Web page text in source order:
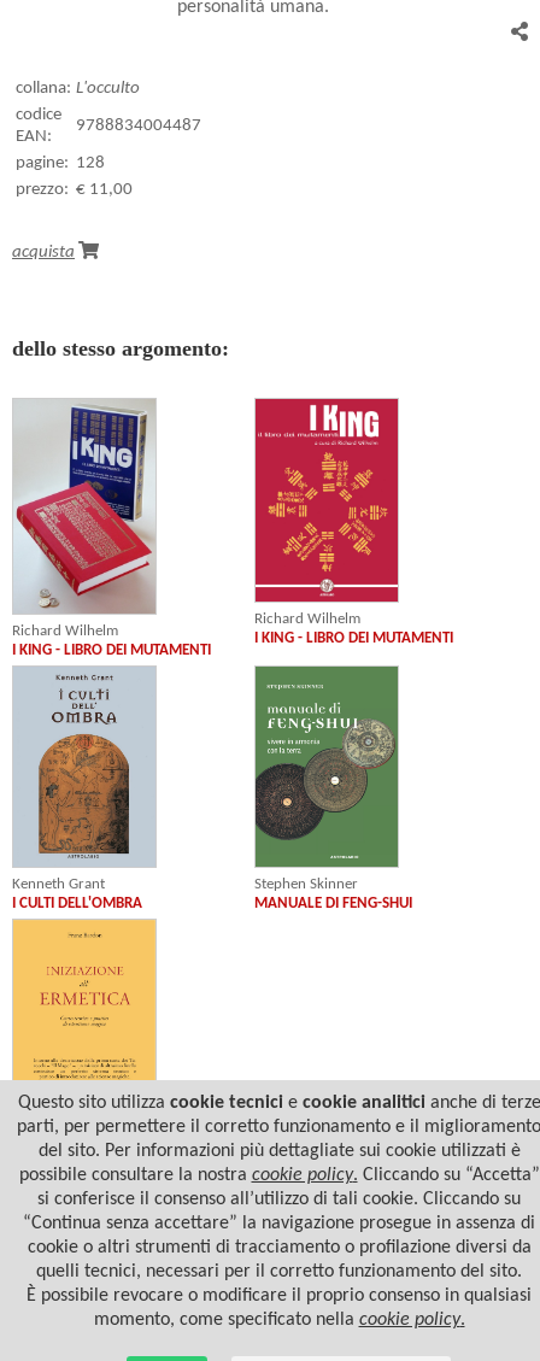
personalità umana.
collana: L'occulto
codice
EAN:
9788834004487
pagine: 128
prezzo: € 11,00
acquista
dello stesso argomento:
Richard Wilhelm
I KING - LIBRO DEI MUTAMENTI
Richard Wilhelm
I KING - LIBRO DEI MUTAMENTI
Kenneth Grant
I CULTI DELL'OMBRA
Stephen Skinner
MANUALE DI FENG-SHUI
Franz Bardon
INIZIAZIONE ALL'ERMETICA
Questo sito utilizza cookie tecnicie cookie analiticianche di terze
parti, per permettere il corretto funzionamento e il miglioramento
del sito. Per informazioni più dettagliate sui cookie utilizzati è
possibile consultare la nostra cookie policy. Cliccando su “Accetta”
si conferisce il consenso all’utilizzo di tali cookie. Cliccando su
“Continua senza accettare” la navigazione prosegue in assenza di
cookie o altri strumenti di tracciamento o profilazione diversi da
quelli tecnici, necessari per il corretto funzionamento del sito.
È possibile revocare o modificare il proprio consenso in qualsiasi
momento, come specificato nella cookie policy.